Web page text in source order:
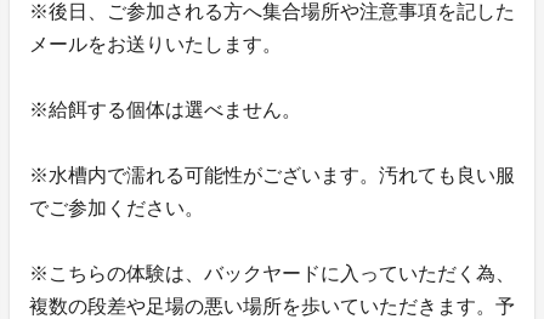
※後日、ご参加される方へ集合場所や注意事項を記した
メールをお送りいたします。
※給餌する個体は選べません。
※水槽内で濡れる可能性がございます。汚れても良い服
でご参加ください。
※こちらの体験は、バックヤードに入っていただく為、
複数の段差や足場の悪い場所を歩いていただきます。予